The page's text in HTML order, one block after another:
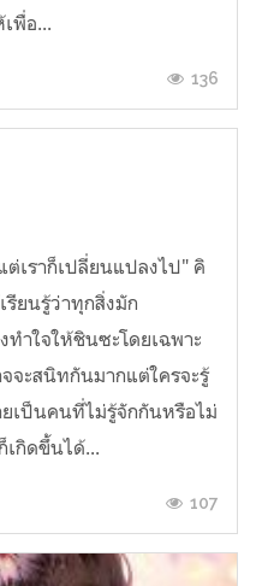
พื่อ...
136
ต่เราก็เปลี่ยนแปลงไป" คิ
ยนรู้ว่าทุกสิ่งมัก
ำใจให้ชินซะโดยเฉพาะ
จะสนิทกันมากแต่ใครจะรู้
ยเป็นคนที่ไม่รู้จักกันหรือไม่
กิดขึ้นได้...
107